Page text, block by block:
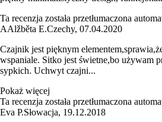
Ta recenzja została przetłumaczona
AAlžběta E.Czechy, 07.04.2020
Czajnik jest pięknym
wspaniale. Sitko jest świetne,bo używam
sypkich. Uchwyt czajni...
Pokaż więcej
Ta recenzja została przetłumaczona
Eva P.Słowacja, 19.12.2018